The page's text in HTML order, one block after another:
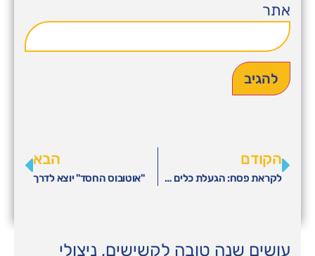
אתר
הקודם
לקראת פסח: הגעלת כלים חינם 2010
הבא
"אוטובוס החסד" יוצא לדרך
עושים שנה טובה לקשישים, ניצולי